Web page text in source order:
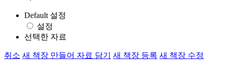
Default 설정
설정
선택한 자료
취소 새 책장 만들어 자료 담기 새 책장 등록 새 책장 수정